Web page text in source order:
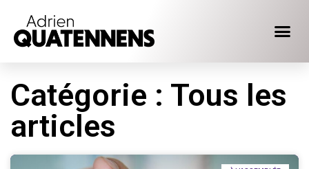
Catégorie : Tous les
articles